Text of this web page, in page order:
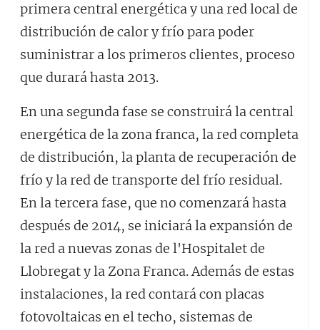
primera central energética y una red local de
distribución de calor y frío para poder
suministrar a los primeros clientes, proceso
que durará hasta 2013.
En una segunda fase se construirá la central
energética de la zona franca, la red completa
de distribución, la planta de recuperación de
frío y la red de transporte del frío residual.
En la tercera fase, que no comenzará hasta
después de 2014, se iniciará la expansión de
la red a nuevas zonas de l'Hospitalet de
Llobregat y la Zona Franca. Además de estas
instalaciones, la red contará con placas
fotovoltaicas en el techo, sistemas de